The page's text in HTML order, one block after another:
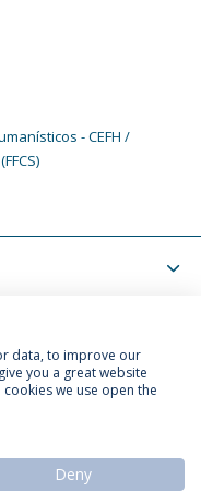
- CEFH
& Condições
data, to improve our
you a great website
we use open the
Deny